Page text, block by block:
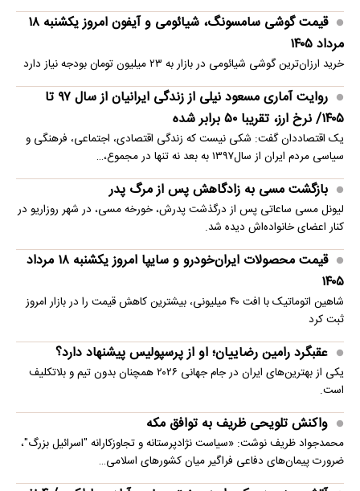
قیمت گوشی سامسونگ، شیائومی و آیفون امروز یکشنبه ۱۸
مرداد ۱۴۰۵
خرید ارزان‌ترین گوشی شیائومی در بازار به ۲۳ میلیون تومان بودجه نیاز دارد
روایت آماری مسعود نیلی از زندگی ایرانیان از سال ۹۷ تا
۱۴۰۵/ نرخ ارز، تقریبا ۵۰ برابر شده
یک اقتصاددان گفت: شکی نیست که زندگی اقتصادی، اجتماعی، فرهنگی و
سیاسی مردم ایران از سال۱۳۹۷ به بعد نه تنها در مجموع،…
بازگشت مسی به زادگاهش پس از مرگ پدر
لیونل مسی ساعاتی پس از درگذشت پدرش، خورخه مسی، در شهر روزاریو در
کنار اعضای خانواده‌اش دیده شد.
قیمت محصولات ایران‌خودرو و سایپا امروز یکشنبه ۱۸ مرداد
۱۴۰۵
شاهین اتوماتیک با افت ۴۰ میلیونی، بیشترین کاهش قیمت را در بازار امروز
ثبت کرد
عقبگرد رامین رضاییان؛ او از پرسپولیس پیشنهاد دارد؟
یکی از بهترین‌های ایران در جام جهانی ۲۰۲۶ همچنان بدون تیم و بلاتکلیف
است.
واکنش تلویحی ظریف به توافق مکه
محمدجواد ظریف نوشت: «سیاست نژادپرستانه و تجاوزکارانه "اسرائیل بزرگ"،
ضرورت پیمان‌های دفاعی فراگیر میان کشورهای اسلامی…